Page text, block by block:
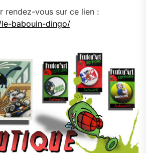
rendez-vous sur ce lien :
babouin-dingo/